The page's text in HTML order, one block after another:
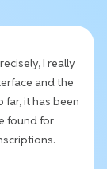
I really
and the
far, it has been
found for